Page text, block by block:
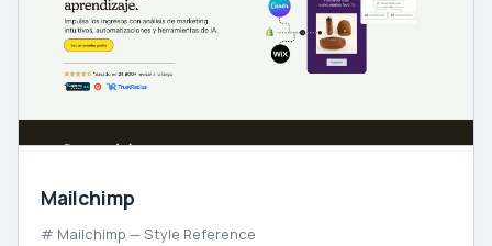
Mailchimp
# Mailchimp — Style Reference